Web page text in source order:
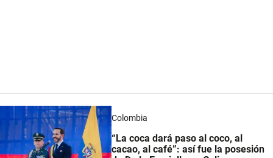
Colombia
“La coca dará paso al coco, al
cacao, al café”: así fue la posesión